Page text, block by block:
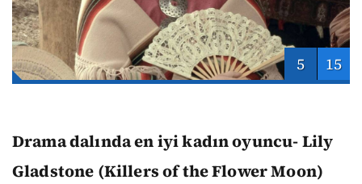
5 15
Drama dalında en iyi kadın oyuncu- Lily
Gladstone (Killers of the Flower Moon)